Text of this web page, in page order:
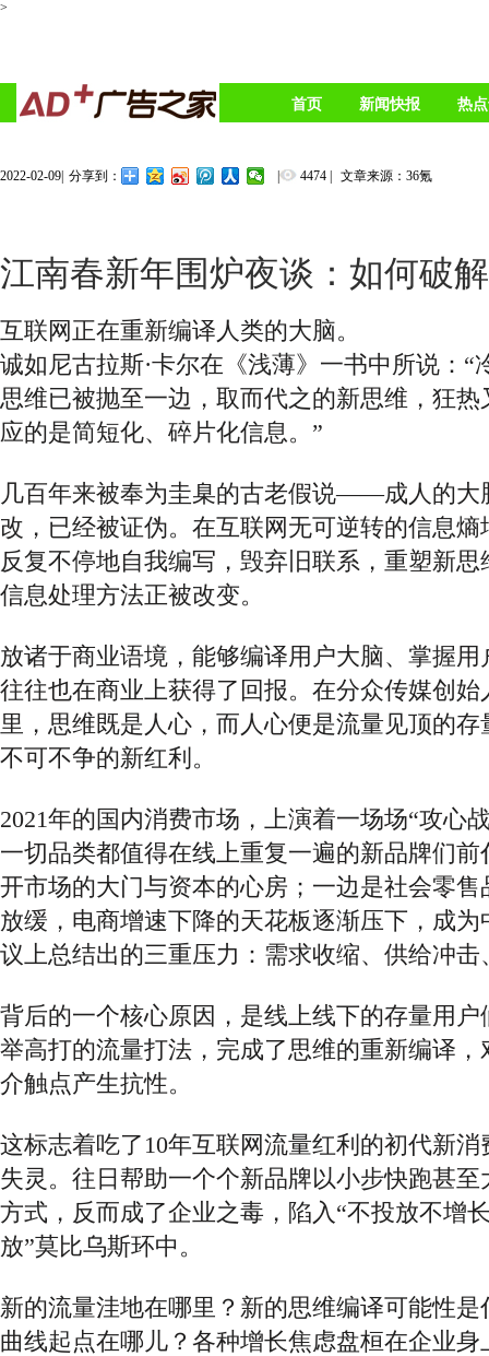
>
首页 新闻快报 热
2022-02-09| 分享到： | 4474 | 文章来源：36氪
江南春新年围炉夜谈：如何破
互联网正在重新编译人类的大脑。
诚如尼古拉斯·卡尔在《浅薄》一书中所说：“
思维已被抛至一边，取而代之的新思维，狂热
应的是简短化、碎片化信息。”
几百年来被奉为圭臬的古老假说——成人的大
改，已经被证伪。在互联网无可逆转的信息
反复不停地自我编写，毁弃旧联系，重塑新
信息处理方法正被改变。
放诸于商业语境，能够编译用户大脑、掌握
往往也在商业上获得了回报。在分众传媒创始
里， 思维既是人心，而人心便是流量见顶的存
不可不争的新红利。
2021年的国内消费市场，上演着一场场“攻心
一切品类都值得在线上重复一遍的新品牌们
开市场的大门与资本的心房；一边是社会零售
放缓，电商增速下降的天花板逐渐压下，成
议上总结出的三重压力：需求收缩、供给冲击
背后的一个核心原因，是线上线下的存量用户
举高打的流量打法，完成了思维的重新编译，
介触点产生抗性。
这标志着吃了 10年互联网流量红利的初代新
失灵。往日帮助一个个新品牌以小步快跑甚
方式，反而成了企业之毒，陷入“不投放不增
放”莫比乌斯环中。
新的流量洼地在哪里？新的思维编译可能性
曲线起点在哪儿？各种增长焦虑盘桓在企业身